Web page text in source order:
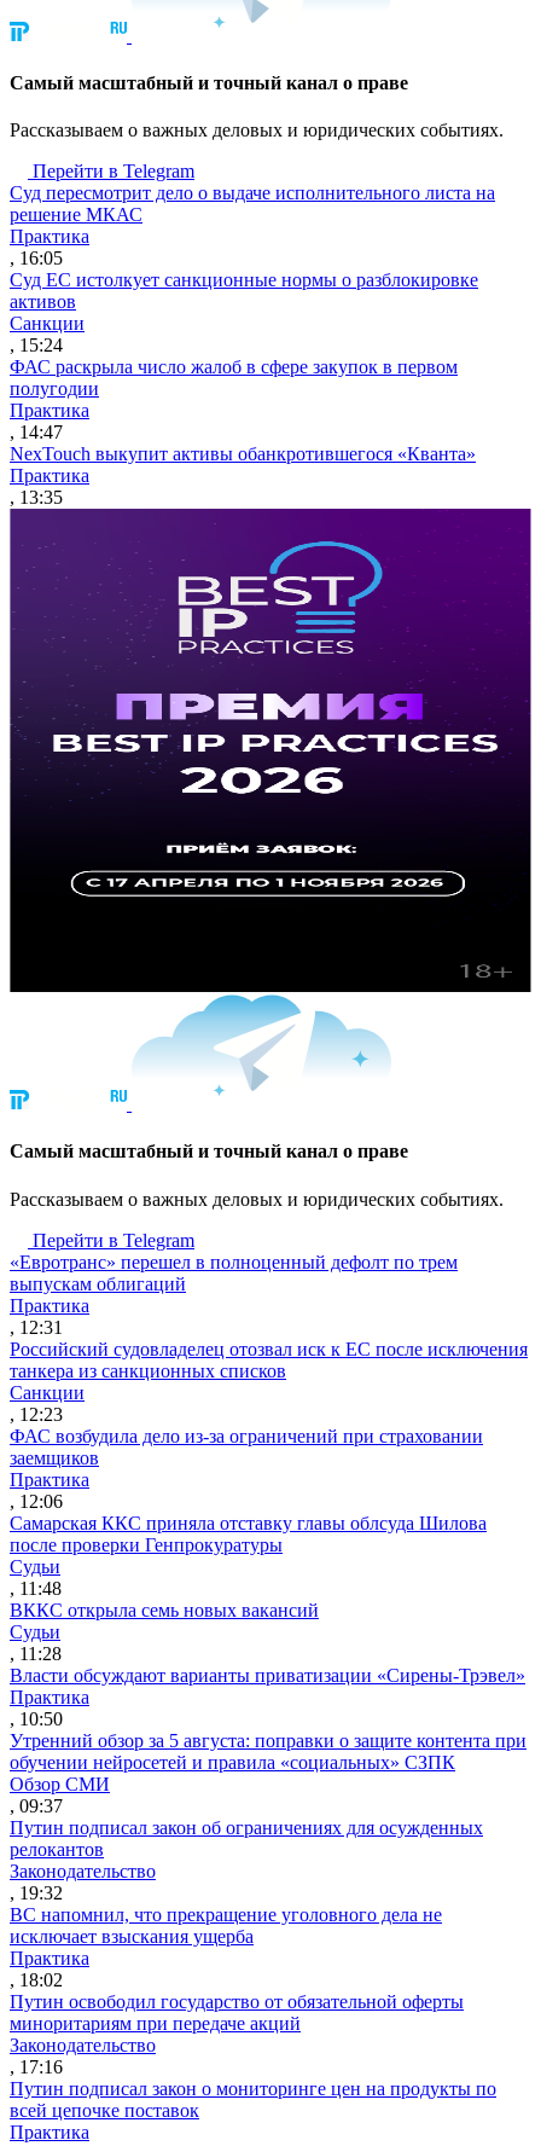
Cамый масштабный и точный канал о праве
Рассказываем о важных деловых и юридических событиях.
Перейти в Telegram
Суд пересмотрит дело о выдаче исполнительного листа на
решение МКАС
Практика
, 16:05
Суд ЕС истолкует санкционные нормы о разблокировке
активов
Санкции
, 15:24
ФАС раскрыла число жалоб в сфере закупок в первом
полугодии
Практика
, 14:47
NexTouch выкупит активы обанкротившегося «Кванта»
Практика
, 13:35
Cамый масштабный и точный канал о праве
Рассказываем о важных деловых и юридических событиях.
Перейти в Telegram
«Евротранс» перешел в полноценный дефолт по трем
выпускам облигаций
Практика
, 12:31
Российский судовладелец отозвал иск к ЕС после исключения
танкера из санкционных списков
Санкции
, 12:23
ФАС возбудила дело из-за ограничений при страховании
заемщиков
Практика
, 12:06
Самарская ККС приняла отставку главы облсуда Шилова
после проверки Генпрокуратуры
Судьи
, 11:48
ВККС открыла семь новых вакансий
Судьи
, 11:28
Власти обсуждают варианты приватизации «Сирены-Трэвел»
Практика
, 10:50
Утренний обзор за 5 августа: поправки о защите контента при
обучении нейросетей и правила «социальных» СЗПК
Обзор СМИ
, 09:37
Путин подписал закон об ограничениях для осужденных
релокантов
Законодательство
, 19:32
ВС напомнил, что прекращение уголовного дела не
исключает взыскания ущерба
Практика
, 18:02
Путин освободил государство от обязательной оферты
миноритариям при передаче акций
Законодательство
, 17:16
Путин подписал закон о мониторинге цен на продукты по
всей цепочке поставок
Практика